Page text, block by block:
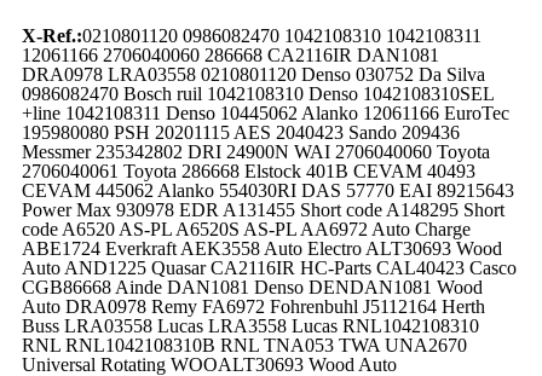
X-Ref.:0210801120 0986082470 1042108310 1042108311
12061166 2706040060 286668 CA2116IR DAN1081
DRA0978 LRA03558 0210801120 Denso 030752 Da Silva
0986082470 Bosch ruil 1042108310 Denso 1042108310SEL
+line 1042108311 Denso 10445062 Alanko 12061166 EuroTec
195980080 PSH 20201115 AES 2040423 Sando 209436
Messmer 235342802 DRI 24900N WAI 2706040060 Toyota
2706040061 Toyota 286668 Elstock 401B CEVAM 40493
CEVAM 445062 Alanko 554030RI DAS 57770 EAI 89215643
Power Max 930978 EDR A131455 Short code A148295 Short
code A6520 AS-PL A6520S AS-PL AA6972 Auto Charge
ABE1724 Everkraft AEK3558 Auto Electro ALT30693 Wood
Auto AND1225 Quasar CA2116IR HC-Parts CAL40423 Casco
CGB86668 Ainde DAN1081 Denso DENDAN1081 Wood
Auto DRA0978 Remy FA6972 Fohrenbuhl J5112164 Herth
Buss LRA03558 Lucas LRA3558 Lucas RNL1042108310
RNL RNL1042108310B RNL TNA053 TWA UNA2670
Universal Rotating WOOALT30693 Wood Auto